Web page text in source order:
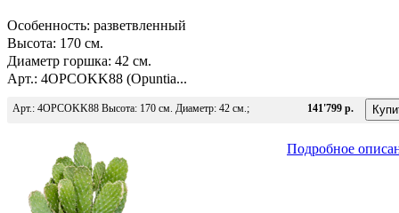
Особенность: разветвленный
Высота: 170 см.
Диаметр горшка: 42 см.
Арт.: 4OPCOKK88 (Opuntia...
Арт.: 4OPCOKK88 Высота: 170 см. Диаметр: 42 см.; 141'799 р.
Подробное